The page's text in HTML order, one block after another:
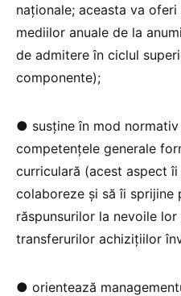
naționale; aceasta va
mediilor anuale de la
de admitere în ciclul
componente);
● susține în mod
competențele generale
curriculară (acest aspect
colaboreze și să îi sprijine
răspunsurilor la nevoile
transferurilor achizițiilor
● orientează